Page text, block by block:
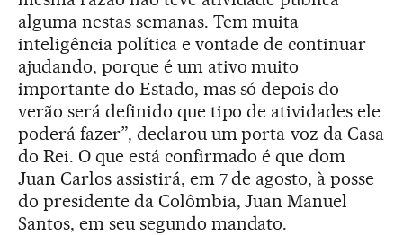
alguma nestas semanas. Tem muita
inteligência política e vontade de continuar
ajudando, porque é um ativo muito
importante do Estado, mas só depois do
verão será definido que tipo de atividades ele
poderá fazer”, declarou um porta-voz da Casa
do Rei. O que está confirmado é que dom
Juan Carlos assistirá, em 7 de agosto, à posse
do presidente da Colômbia, Juan Manuel
Santos, em seu segundo mandato.